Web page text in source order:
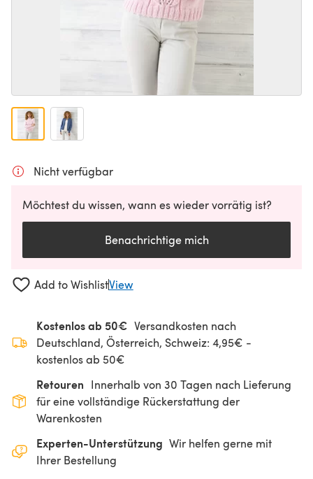
Nicht verfügbar
Möchtest du wissen, wann es wieder vorrätig ist?
Benachrichtige mich
Add to WishlistView
Kostenlos ab 50€ Versandkosten nach
Deutschland, Österreich, Schweiz: 4,95€ -
kostenlos ab 50€
Retouren Innerhalb von 30 Tagen nach Lieferung
für eine vollständige Rückerstattung der
Warenkosten
Experten-Unterstützung Wir helfen gerne mit
Ihrer Bestellung